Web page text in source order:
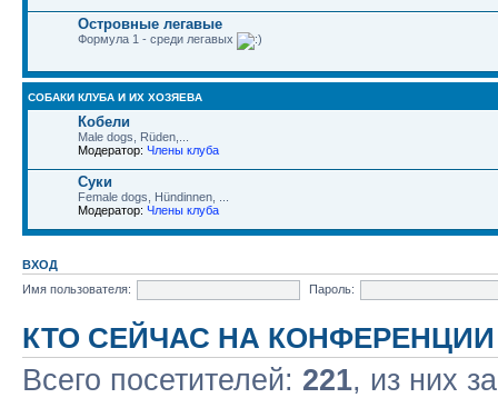
Островные легавые
Формула 1 - среди легавых
СОБАКИ КЛУБА И ИХ ХОЗЯЕВА
Кобели
Male dogs, Rüden,...
Модератор: Члены клуба
Суки
Female dogs, Hündinnen, ...
Модератор: Члены клуба
ВХОД
Имя пользователя:
Пароль:
КТО СЕЙЧАС НА КОНФЕРЕНЦИИ
Всего посетителей: 221, из них